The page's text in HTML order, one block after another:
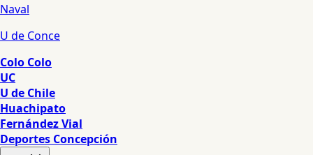
Naval
U de Conce
Colo Colo
UC
U de Chile
Huachipato
Fernández Vial
Deportes Concepción